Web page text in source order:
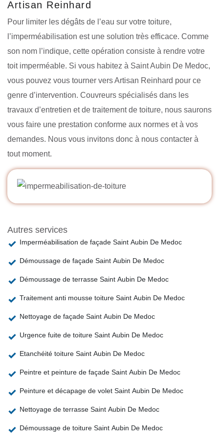
Artisan Reinhard
Pour limiter les dégâts de l’eau sur votre toiture,
l’imperméabilisation est une solution très efficace. Comme
son nom l’indique, cette opération consiste à rendre votre
toit imperméable. Si vous habitez à Saint Aubin De Medoc,
vous pouvez vous tourner vers Artisan Reinhard pour ce
genre d’intervention. Couvreurs spécialisés dans les
travaux d’entretien et de traitement de toiture, nous saurons
vous faire une prestation conforme aux normes et à vos
demandes. Nous vous invitons donc à nous contacter à
tout moment.
Autres services
Imperméabilisation de façade Saint Aubin De Medoc
Démoussage de façade Saint Aubin De Medoc
Démoussage de terrasse Saint Aubin De Medoc
Traitement anti mousse toiture Saint Aubin De Medoc
Nettoyage de façade Saint Aubin De Medoc
Urgence fuite de toiture Saint Aubin De Medoc
Etanchéité toiture Saint Aubin De Medoc
Peintre et peinture de façade Saint Aubin De Medoc
Peinture et décapage de volet Saint Aubin De Medoc
Nettoyage de terrasse Saint Aubin De Medoc
Démoussage de toiture Saint Aubin De Medoc